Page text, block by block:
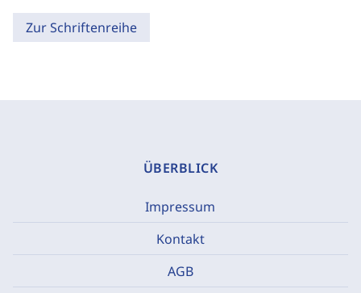
Zur Schriftenreihe
ÜBERBLICK
Impressum
Kontakt
AGB